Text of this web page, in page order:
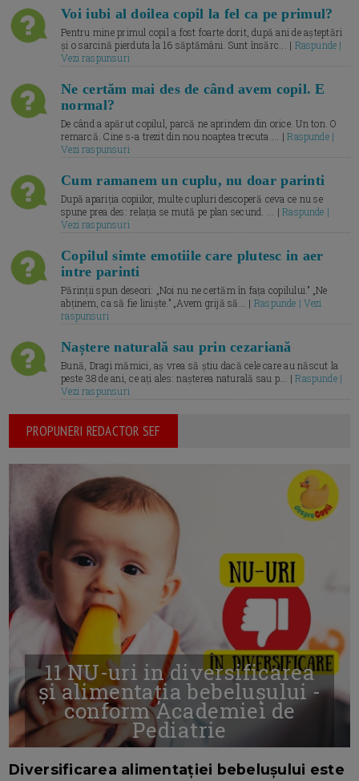
Voi iubi al doilea copil la fel ca pe primul?
Pentru mine primul copil a fost foarte dorit, după ani de așteptări
și o sarcină pierduta la 16 săptămâni. Sunt însărc... | Raspunde |
Vezi raspunsuri
Ne certăm mai des de când avem copil. E
normal?
De când a apărut copilul, parcă ne aprindem din orice. Un ton. O
remarcă. Cine s-a trezit din nou noaptea trecuta.... |Raspunde |
Vezi raspunsuri
Cum ramanem un cuplu, nu doar parinti
După apariția copiilor, multe cupluri descoperă ceva ce nu se
spune prea des: relația se mută pe plan secund. ... |Raspunde |
Vezi raspunsuri
Copilul simte emotiile care plutesc in aer
intre parinti
Părinții spun deseori: „Noi nu ne certăm în fața copilului.” „Ne
abținem, ca să fie liniște.” „Avem grijă să... | Raspunde | Vezi
raspunsuri
Naștere naturală sau prin cezariană
Bună, Dragi mămici, aș vrea să știu dacă cele care au născut la
peste 38 de ani, ce ați ales: nașterea naturală sau p... |Raspunde |
Vezi raspunsuri
PROPUNERI REDACTOR SEF
11 NU-uri in diversificarea
și alimentația bebelușului -
conform Academiei de
Pediatrie
Diversificarea alimentației bebelușului este